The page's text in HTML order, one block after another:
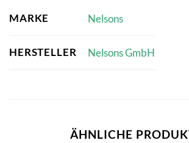
MARKE Nelsons
HERSTELLER Nelsons GmbH
ÄHNLICHE